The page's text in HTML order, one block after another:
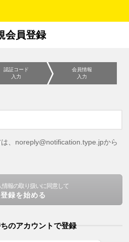
会員登録
認証コード
入力
会員情報
入力
、noreply@notification.type.jpから
情報の取り扱いに同意して
録を始める
のアカウントで登録